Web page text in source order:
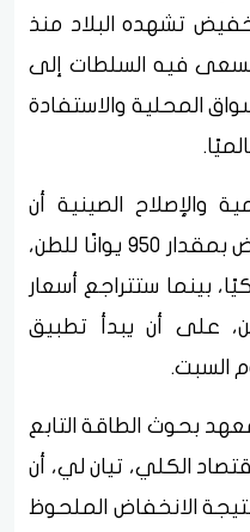
تشهده البلاد منذ
فيه السلطات إلى
المحلية والاستفادة
والإصلاح الصينية أن
أسعار التجزئة للبنزين ستنخفض بمقدار 950 يوانًا للطن،
دولارًا أمريكيًا، بينما ستتراجع أسعار
915 يوانًا للطن، على أن يبدأ تطبيق
السبت.
بحوث الطاقة التابع
الكلي، تيان لي، أن
الانخفاض الملحوظ